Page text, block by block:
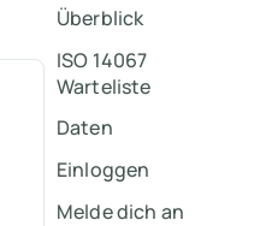
Überblick
ISO 14067
Warteliste
Daten
Einloggen
Melde dich an